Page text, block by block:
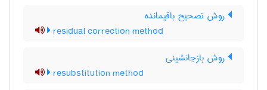
روش تصحیح باقیمانده
residual correction method
روش بازجانشینی
resubstitution method